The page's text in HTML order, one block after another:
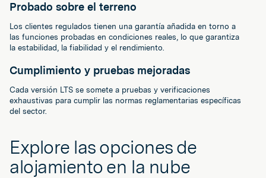
Probado sobre el terreno
Los clientes regulados tienen una garantía añadida en torno a
las funciones probadas en condiciones reales, lo que garantiza
la estabilidad, la fiabilidad y el rendimiento.
Cumplimiento y pruebas mejoradas
Cada versión LTS se somete a pruebas y verificaciones
exhaustivas para cumplir las normas reglamentarias específicas
del sector.
Explore las opciones de
alojamiento en la nube